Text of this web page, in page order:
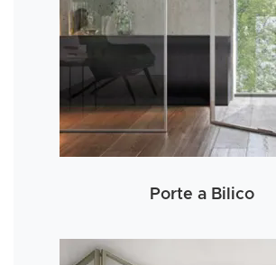
Porte a Bilico